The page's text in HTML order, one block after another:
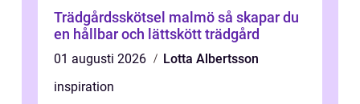
Trädgårdsskötsel malmö så skapar du
en hållbar och lättskött trädgård
01 augusti 2026
Lotta Albertsson
inspiration